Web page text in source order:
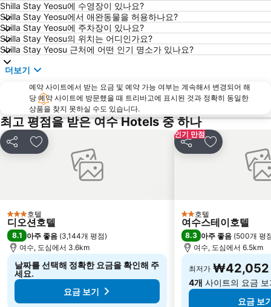
Shilla Stay Yeosu에 수영장이 있나요?
Shilla Stay Yeosu에서 애완동물을 허용하나요?
Shilla Stay Yeosu에 주차장이 있나요?
Shilla Stay Yeosu의 위치는 어디인가요?
Shilla Stay Yeosu 근처에 어떤 인기 명소가 있나요?
더보기
예약 사이트에서 받는 요금 및 예약 가능 여부는 계속해서 변경되어 해
당 예약 사이트에 방문했을 때 트리바고에 표시된 것과 정확히 동일한
상품을 찾지 못하실 수도 있습니다.
최고 평점을 받은 여수 Hotels 중 하나
공유 즐겨찾기에 추가
3 성급호텔
디오션호텔
8.1 아주 좋음 (3,144개 평점)
여수, 도심에서 3.6km
날짜를 선택해 정확한 요금을 확인해 주
세요.
요금 보기
인기 만점
공유 즐겨찾기에
2 성급
호텔
여수스테이호텔
8.3 아주 좋음 (500개 평
여수, 도심에서 6.5km
최저가 ₩42,052
4개 사이트의 요금 보
요금 보